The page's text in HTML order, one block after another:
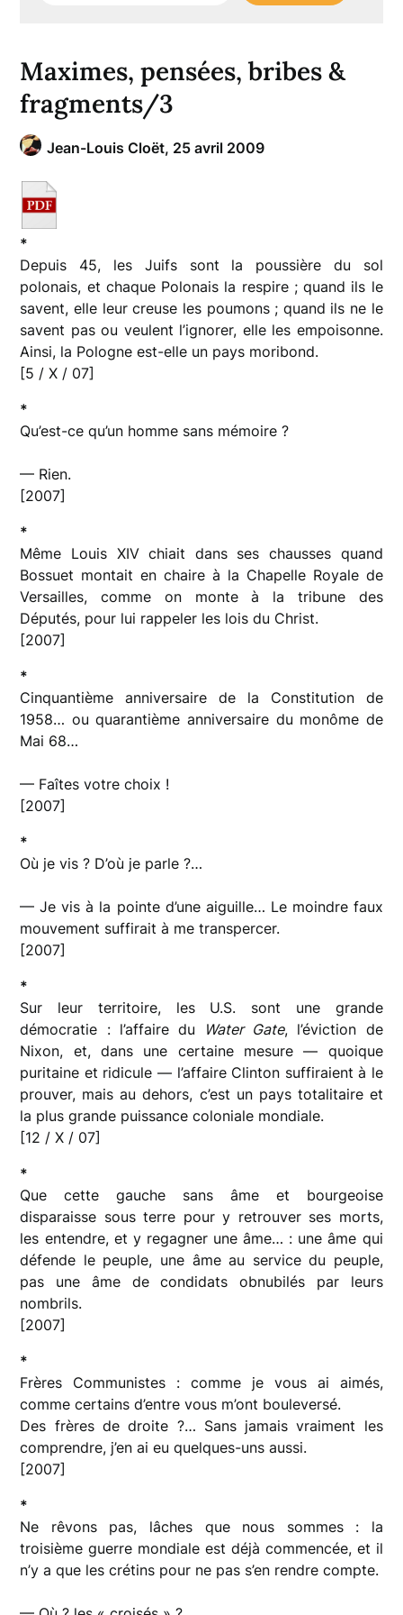
Maximes, pensées, bribes &
fragments/3
Jean-Louis Cloët, 25 avril 2009
*
Depuis 45, les Juifs sont la poussière du sol
polonais, et chaque Polonais la respire ; quand ils le
savent, elle leur creuse les poumons ; quand ils ne le
savent pas ou veulent l’ignorer, elle les empoisonne.
Ainsi, la Pologne est-elle un pays moribond.
[5 / X / 07]
*
Qu’est-ce qu’un homme sans mémoire ?
— Rien.
[2007]
*
Même Louis XIV chiait dans ses chausses quand
Bossuet montait en chaire à la Chapelle Royale de
Versailles, comme on monte à la tribune des
Députés, pour lui rappeler les lois du Christ.
[2007]
*
Cinquantième anniversaire de la Constitution de
1958… ou quarantième anniversaire du monôme de
Mai 68…
— Faîtes votre choix !
[2007]
*
Où je vis ? D’où je parle ?…
— Je vis à la pointe d’une aiguille… Le moindre faux
mouvement suffirait à me transpercer.
[2007]
*
Sur leur territoire, les U.S. sont une grande
démocratie : l’affaire du
Water Gate, l’éviction de
Nixon, et, dans une certaine mesure — quoique
puritaine et ridicule — l’affaire Clinton suffiraient à le
prouver, mais au dehors, c’est un pays totalitaire et
la plus grande puissance coloniale mondiale.
[12 / X / 07]
*
Que cette gauche sans âme et bourgeoise
disparaisse sous terre pour y retrouver ses morts,
les entendre, et y regagner une âme… : une âme qui
défende le peuple, une âme au service du peuple,
pas une âme de condidats obnubilés par leurs
nombrils.
[2007]
*
Frères Communistes : comme je vous ai aimés,
comme certains d’entre vous m’ont bouleversé.
Des frères de droite ?… Sans jamais vraiment les
comprendre, j’en ai eu quelques-uns aussi.
[2007]
*
Ne rêvons pas, lâches que nous sommes : la
troisième guerre mondiale est déjà commencée, et il
n’y a que les crétins pour ne pas s’en rendre compte.